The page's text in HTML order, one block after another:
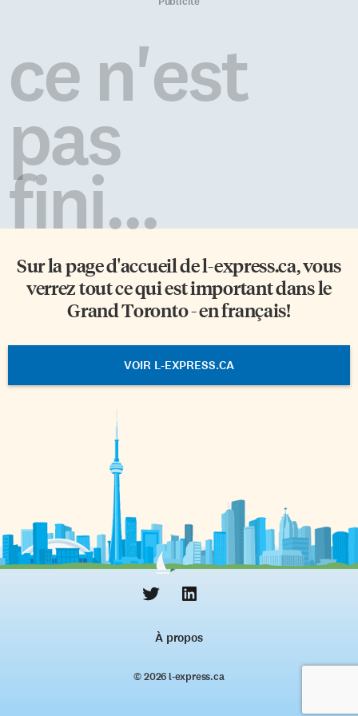
une famille juive marocaine,
Gad a 17 ans quand il quitte le
Maroc pour Montréal, où il
entame ses études supérieures.
Keystone XL, appuyé par le
president Donald Trump. Le
premier ministre Justin
ce n'est
pas
fini...
Sur la page d'accueil del-express.ca, vous
verrez tout ce qui est important dans le
Grand Toronto - en français!
VOIR L-EXPRESS.CA
À propos
© 2026 l‑express.ca